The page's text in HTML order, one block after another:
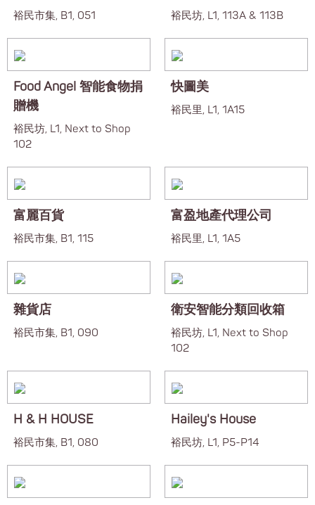
裕民市集, B1, 051 裕民坊, L1, 113A & 113B
Food Angel 智能食物捐
贈機
裕民坊, L1, Next to Shop
102
快圖美
裕民里, L1, 1A15
富麗百貨
裕民市集, B1, 115
富盈地產代理公司
裕民里, L1, 1A5
雜貨店
裕民市集, B1, 090
衛安智能分類回收箱️
裕民坊, L1, Next to Shop
102
H & H HOUSE
裕民市集, B1, 080
Hailey's House
裕民坊, L1, P5-P14